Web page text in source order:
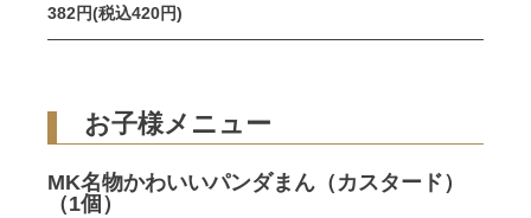
382円(税込420円)
お子様メニュー
MK名物かわいいパンダまん（カスタード）
（1個）